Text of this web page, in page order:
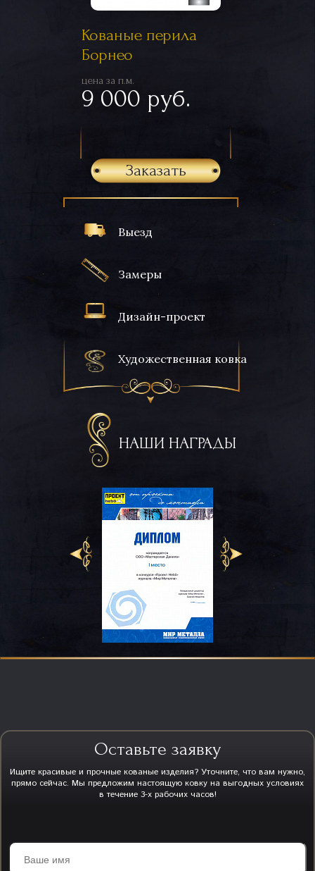
Выезд
Замеры
Дизайн-проект
Художественная ковка
НАШИ НАГРАДЫ
Кованые перила
Борнео
цена за п.м.
9 000 руб.
Заказать
Оставьте заявку
Ищите красивые и прочные кованые изделия? Уточните, что вам нужно,
прямо сейчас. Мы предложим настоящую ковку на выгодных условиях
в течение 3-х рабочих часов!